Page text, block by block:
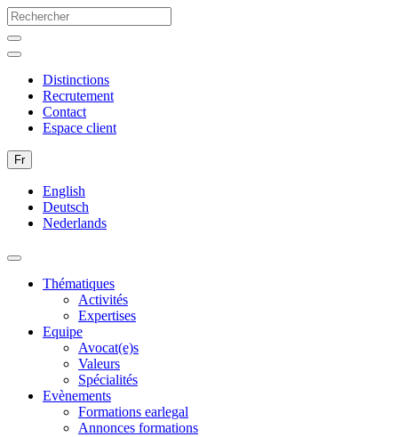
Distinctions
Recrutement
Contact
Espace client
Fr
English
Deutsch
Nederlands
Thématiques
Activités
Expertises
Equipe
Avocat(e)s
Valeurs
Spécialités
Evènements
Formations earlegal
Annonces formations